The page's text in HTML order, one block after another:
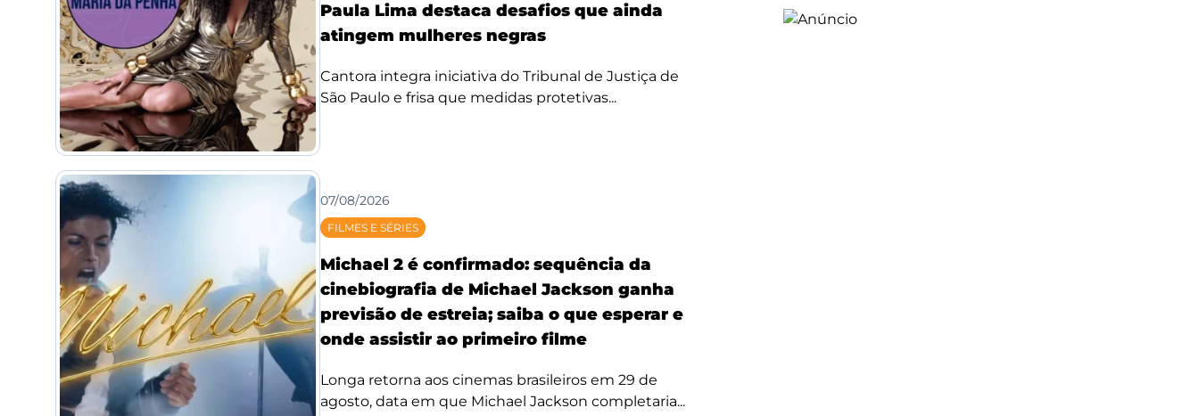
Paula Lima destaca desafios que ainda
atingem mulheres negras
Cantora integra iniciativa do Tribunal de Justiça de
São Paulo e frisa que medidas protetivas...
07/08/2026
FILMES E SÉRIES
Michael 2 é confirmado: sequência da
cinebiografia de Michael Jackson ganha
previsão de estreia; saiba o que esperar e
onde assistir ao primeiro filme
Longa retorna aos cinemas brasileiros em 29 de
agosto, data em que Michael Jackson completaria...